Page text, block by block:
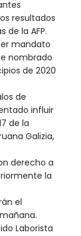
resultados
de la AFP.
mandato
nombrado
de 2020
de
influir
de la
Galizia,
derecho a
la
el
Laborista